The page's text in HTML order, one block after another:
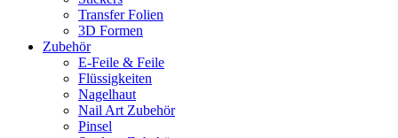
Transfer Folien
3D Formen
Zubehör
E-Feile & Feile
Flüssigkeiten
Nagelhaut
Nail Art Zubehör
Pinsel